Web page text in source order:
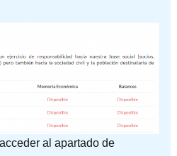
al apartado de